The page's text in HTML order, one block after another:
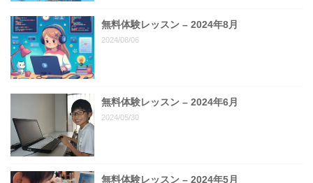
無料体験レッスン – 2024年8月
2024/08/06
無料体験レッスン – 2024年6月
2024/05/30
無料体験レッスン – 2024年5月